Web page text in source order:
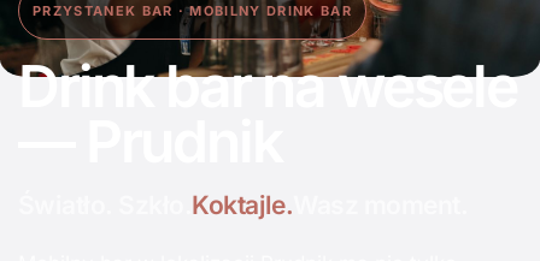
PRZYSTANEK BAR · MOBILNY DRINK BAR
Drink bar na wesele
Koktajle.